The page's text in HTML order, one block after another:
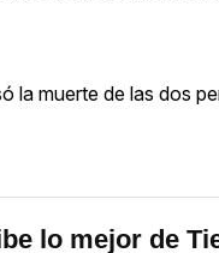
la muerte de las dos
lo mejor de